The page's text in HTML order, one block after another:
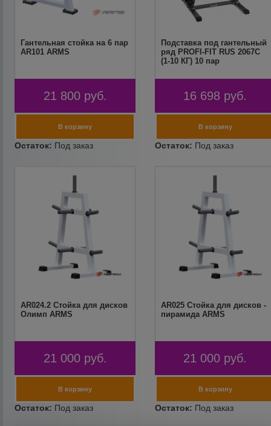
Гантельная стойка на 6 пар
AR101 ARMS
21 800 руб.
Подставка под гантельный
ряд PROFI-FIT RUS 2067C
(1-10 КГ) 10 пар
16 698 руб.
AR024.2 Стойка для дисков
Олимп ARMS
21 000 руб.
AR025 Стойка для дисков -
пирамида ARMS
21 000 руб.